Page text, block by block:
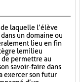
laquelle l’élève
un domaine ou
lieu en fin
le milieu
permettre au
savoir-faire dans
exercer son futur